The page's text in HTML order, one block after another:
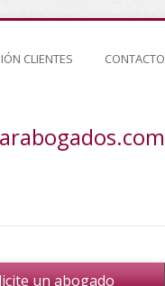
CLIENTES CONTACTO
un abogado